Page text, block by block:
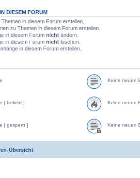
DIESEM FORUM
Themen in diesem Forum erstellen.
zu Themen in diesem Forum erstellen.
in diesem Forum nicht ändern.
in diesem Forum nicht löschen.
in diesem Forum erstellen.
[ beliebt ]
[ gesperrt ]
Keine neuen
Keine neuen
Keine neuen
Übersicht